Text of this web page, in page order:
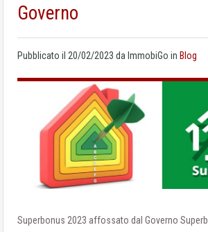
Governo
Pubblicato il 20/02/2023 da ImmobiGo in Blog
Superbonus 2023 affossato dal Governo